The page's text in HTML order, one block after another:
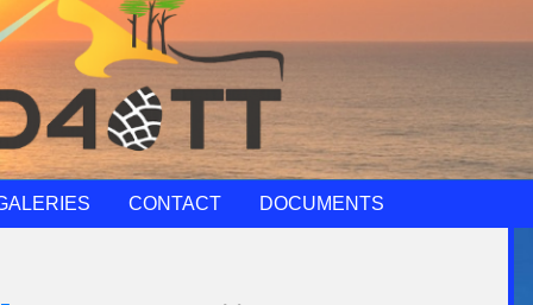
CONTACT DOCUMENTS